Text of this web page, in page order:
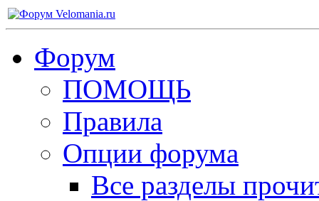
Форум
ПОМОЩЬ
Правила
Опции форума
Все разделы